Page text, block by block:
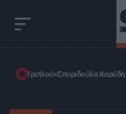
ΤριπλούνΣπυριδούλα Καρύδη